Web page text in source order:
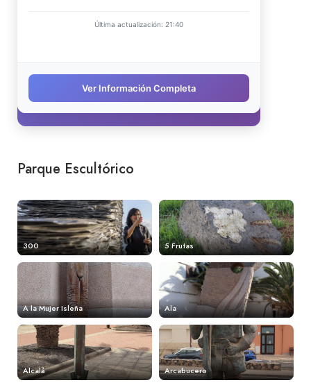
Parque Escultórico
300 5 Frutas
A la Mujer Isleña Ala
Alcalá Arcabucero